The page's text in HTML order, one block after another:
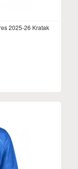
2025-26 Kratak